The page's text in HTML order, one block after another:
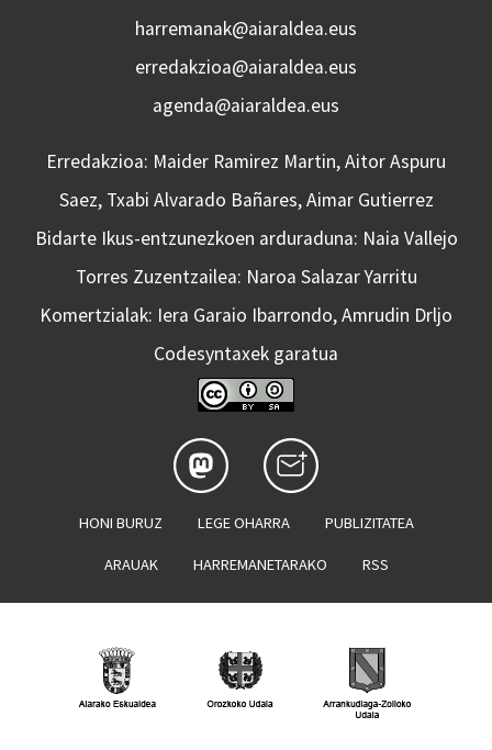
harremanak@aiaraldea.eus
erredakzioa@aiaraldea.eus
agenda@aiaraldea.eus
Erredakzioa: Maider Ramirez Martin, Aitor Aspuru
Saez, Txabi Alvarado Bañares, Aimar Gutierrez
Bidarte Ikus-entzunezkoen arduraduna: Naia Vallejo
Torres Zuzentzailea: Naroa Salazar Yarritu
Komertzialak: Iera Garaio Ibarrondo, Amrudin Drljo
Codesyntaxek garatua
HONI BURUZ LEGE OHARRA PUBLIZITATEA
ARAUAK HARREMANETARAKO RSS